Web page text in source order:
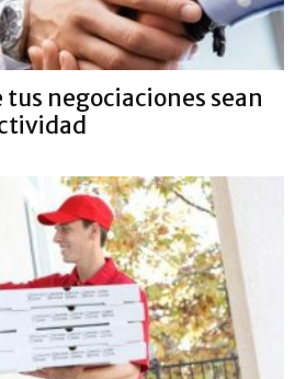
tus negociaciones sean